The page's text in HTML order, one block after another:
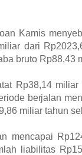
Kamis
dari
bruto Rp88,43
Rp38,14
berjalan
miliar tahun
mencapai
liabilitas